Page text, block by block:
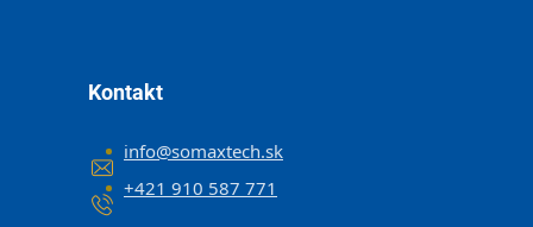
Kontakt
info@somaxtech.sk
+421 910 587 771